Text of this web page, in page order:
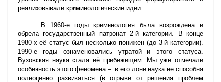
реализовывали криминологические идеи.
В 1960-е годы криминология была возрождена и
обрела государственный патронат 2-й категории. В конце
1980-х её статус был несколько понижен (до 3-й категории).
1990-е годы ознаменовались утратой и этого статуса.
Вузовская наука стала её прибежищем. Мы уже отмечали
особенность этого феномена – в его лоне наука не способна
полноценно развиваться (в отрыве от решения проблем